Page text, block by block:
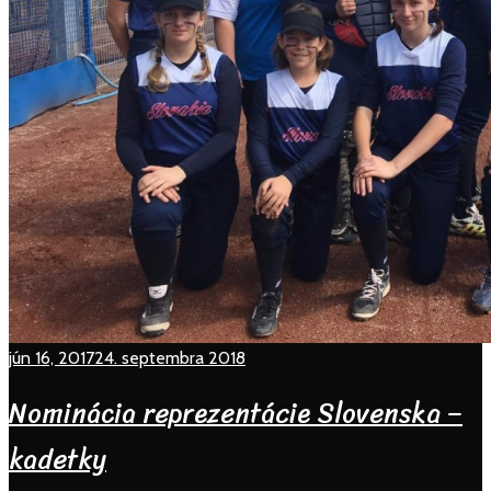
jún 16, 201724. septembra 2018
Nominácia reprezentácie Slovenska –
kadetky